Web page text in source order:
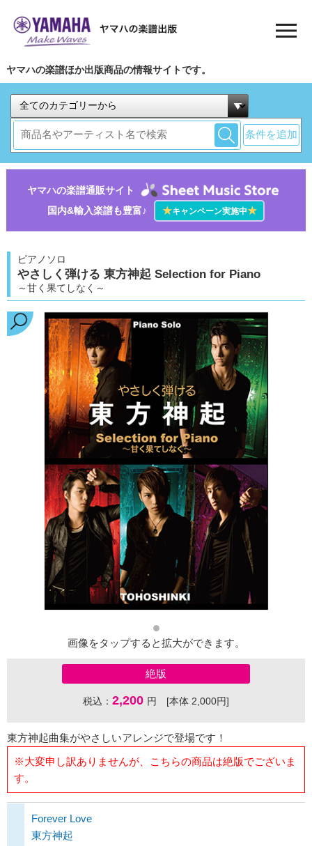
ヤマハの楽譜ほか出版商品の情報サイトです。
条件を追加
ヤマハの楽譜通販サイト
国内&輸入楽譜も豊富♪
★キャンペーン実施中★
ピアノソロ
やさしく弾ける 東方神起 Selection for Piano
～甘く果てしなく～
画像をタップすると拡大ができます。
絶版
税込： 2,200 円 [本体 2,000円]
東方神起曲集がやさしいアレンジで登場です！
※大変申し訳ありませんが、こちらの商品は絶版でございま
す。
Forever Love
東方神起